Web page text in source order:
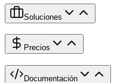
Soluciones
Precios
Documentación